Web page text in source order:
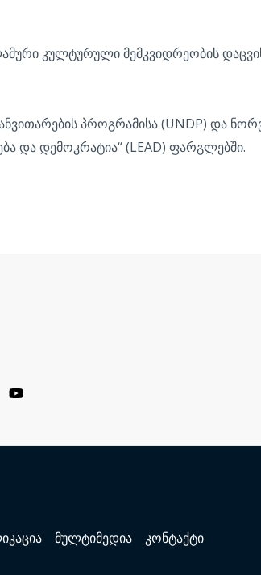
კულტურული მემკვიდრეობის
პროგრამისა (UNDP) და
და დემოკრატია“ (LEAD) ფარგლებში.
მულტიმედია კონტაქტი